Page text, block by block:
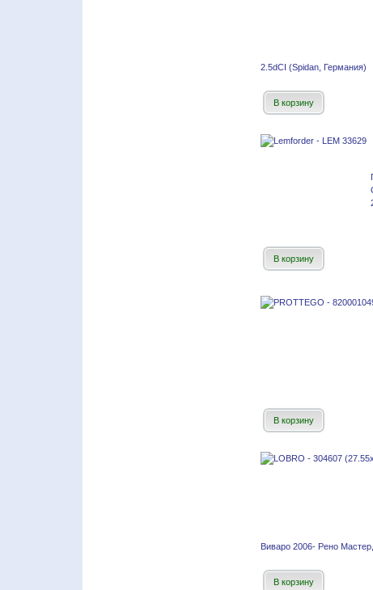
2.5dCI (Spidan, Германия)
В корзину
В корзину
В корзину
Виваро 2006- Рено
В корзину